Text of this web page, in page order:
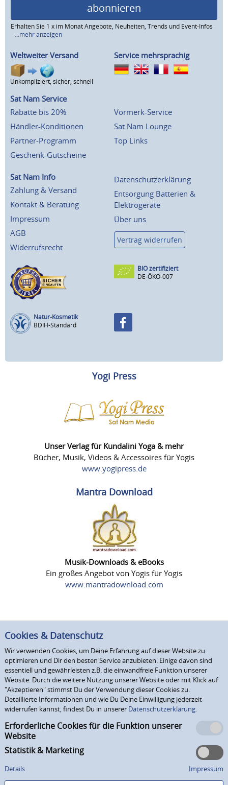
abonnieren
Erhalten Sie 1 x im Monat Angebote, Neuheiten, Trends und Event-Infos
...mehr anzeigen
Weltweiter Versand
Unkompliziert, sicher, schnell
Service mehrsprachig
Sat Nam Service
Rabatte bis 20%
Händler-Konditionen
Partner-Programm
Geschenk-Gutscheine
Vormerk-Service
Sat Nam Lounge
Top Links
Sat Nam Info
Zahlung & Versand
Kontakt & Beratung
Impressum
AGB
Widerrufsrecht
Datenschutzerklärung
Entsorgung Batterien &
Elektrogeräte
Über uns
Vertrag widerrufen
BIO zertifiziert
DE-ÖKO-007
Natur-Kosmetik
BDIH-Standard
Yogi Press
Unser Verlag für Kundalini Yoga & mehr
Bücher, Musik, Videos & Accessoires für Yogis
www.yogipress.de
Mantra Download
Musik-Downloads & eBooks
Ein großes Angebot von Yogis für Yogis
www.mantradownload.com
Cookies & Datenschutz
Wir verwenden Cookies, um Deine Erfahrung auf dieser Website zu
optimieren und Dir den besten Service anzubieten. Einige davon sind
essentiell und gewährleisten z.B. die einwandfreie Funktion unserer
Website. Durch die weitere Nutzung unserer Website oder mit Klick auf
"Akzeptieren" stimmst Du der Verwendung dieser Cookies zu.
Detaillierte Informationen und wie Du Deine Einwilligung jederzeit
widerrufen kannst, findest Du in unserer Datenschutzerklärung.
Erforderliche Cookies für die Funktion unserer
Website
Statistik & Marketing
Details Impressum